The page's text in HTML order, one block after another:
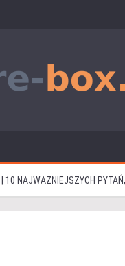
10 NAJWAŻNIEJSZYCH